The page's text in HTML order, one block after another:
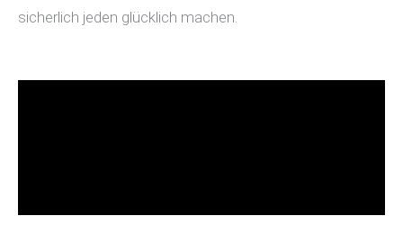
sicherlich jeden glücklich machen.